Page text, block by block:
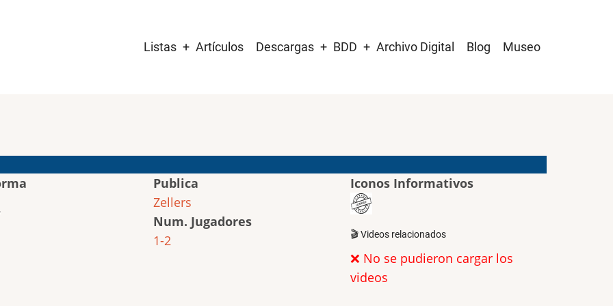
navigation
Listas Artículos Descargas BDD Archivo Digital Blog Museo
Publica
Zellers
Num. Jugadores
1-2
Iconos Informativos
🎬 Videos relacionados
❌ No se pudieron cargar los
videos